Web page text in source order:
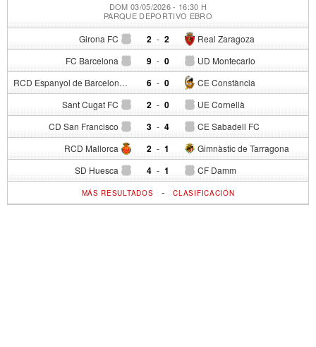
DOM 03/05/2026 - 16:30 H
PARQUE DEPORTIVO EBRO
Girona FC 2 - Real Zaragoza
2
FC Barcelona 9 - UD Montecarlo
0
RCD Espanyol de Barcelona 6 - CE Constància
0
Sant Cugat FC 2 - UE Cornellà
0
CD San Francisco 3 - CE Sabadell FC
4
RCD Mallorca 2 - Gimnàstic de Tarragona
1
SD Huesca 4 - CF Damm
1
MÁS RESULTADOS -CLASIFICACIÓN